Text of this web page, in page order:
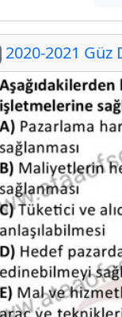
2020-2021 Güz